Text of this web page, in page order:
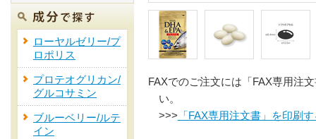
FAXでのご注文には「FAX専用注
い。
>>> 「FAX専用注文書」を印刷す
ローヤルゼリー/プ
ロポリス
プロテオグリカン/
グルコサミン
ブルーベリー/ルテ
イン